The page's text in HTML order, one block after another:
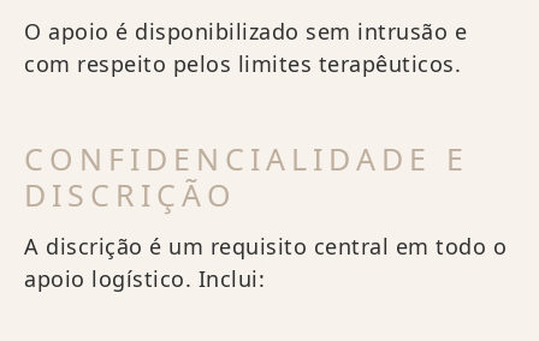
O apoio é disponibilizado sem intrusão e
com respeito pelos limites terapêuticos.
CONFIDENCIALIDADE E
DISCRIÇÃO
A discrição é um requisito central em todo o
apoio logístico. Inclui: